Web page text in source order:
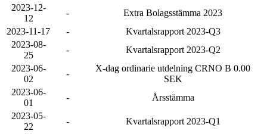
2023-12-
12
-
Extra Bolagsstämma 2023
2023-11-17
-
Kvartalsrapport 2023-Q3
2023-08-
25
-
Kvartalsrapport 2023-Q2
2023-06-
02
-
X-dag ordinarie utdelning CRNO B 0.00
SEK
2023-06-
01
-
Årsstämma
2023-05-
22
- Kvartalsrapport 2023-Q1